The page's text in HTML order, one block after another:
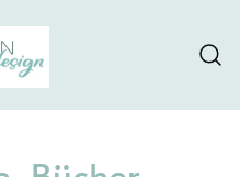
Bücherals kleine praktische